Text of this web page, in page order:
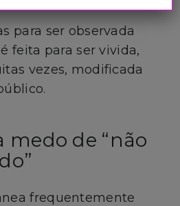
para ser observada
feita para ser vivida,
vezes, modificada
medo de “não
frequentemente